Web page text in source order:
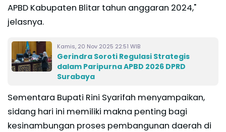
APBD Kabupaten Blitar tahun anggaran 2024,"
jelasnya.
Kamis, 20 Nov 2025 22:51 WIB
Gerindra Soroti Regulasi Strategis
dalam Paripurna APBD 2026 DPRD
Surabaya
Sementara Bupati Rini Syarifah menyampaikan,
sidang hari ini memiliki makna penting bagi
kesinambungan proses pembangunan daerah di